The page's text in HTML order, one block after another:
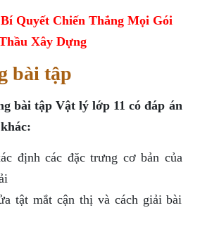
Quyết Chiến Thắng Mọi Gói
Xây Dựng
bài tập
bài tập Vật lý lớp 11 có đáp án
định các đặc trưng cơ bản của
tật mắt cận thị và cách giải bài